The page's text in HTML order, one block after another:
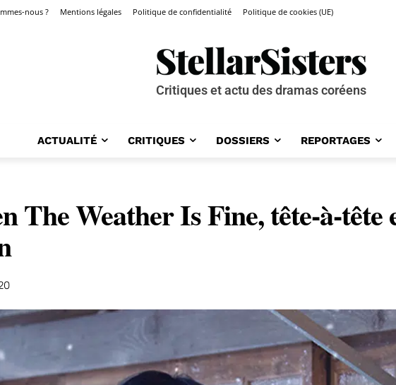
nous ? Mentions légales Politique de confidentialité Politique de cookies (UE)
Critiques et actu des dramas coréens
ACTUALITÉ CRITIQUES DOSSIERS REPORTAGES
The Weather Is Fine, tête-à-